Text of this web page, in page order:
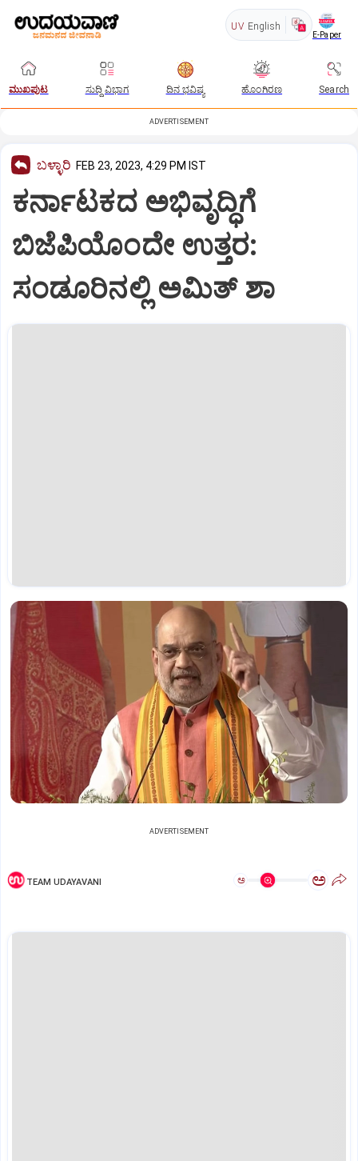
UV English
E-Paper
ಮುಖಪುಟ ಸುದ್ದಿ ವಿಭಾಗ ದಿನ ಭವಿಷ್ಯ ಹೊಂಗಿರಣ Search
ADVERTISEMENT
ಬಳ್ಳಾರಿ FEB 23, 2023, 4:29 PM IST
ಕರ್ನಾಟಕದ ಅಭಿವೃದ್ಧಿಗೆ
ಬಿಜೆಪಿಯೊಂದೇ ಉತ್ತರ:
ಸಂಡೂರಿನಲ್ಲಿ ಅಮಿತ್ ಶಾ
ADVERTISEMENT
TEAM UDAYAVANI ಅ ಅ